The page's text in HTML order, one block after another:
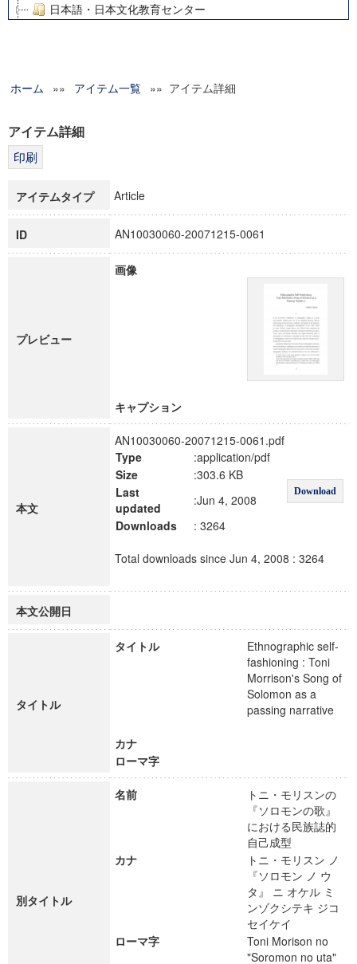
日本語・日本文化教育センター
グローバルリサーチインスティテュート
科学研究費補助金研究成果報告書
博士課程教育リーディングプログラム「超成熟社会発展のサ
ホーム »» アイテム一覧 »» アイテム詳細
アイテム詳細
アイテムタイプ Article
ID AN10030060-20071215-0061
プレビュー
画像
キャプション
本文
AN10030060-20071215-0061.pdf
Type
:application/pdf
Download
Size
:303.6 KB
Last
updated
:Jun 4, 2008
Downloads
: 3264
Total downloads since Jun 4, 2008 : 3264
本文公開日
タイトル
タイトル
Ethnographic self-
fashioning : Toni
Morrison's Song of
Solomon as a
passing narrative
カナ
ローマ字
別タイトル
名前
トニ・モリスンの
『ソロモンの歌』
における民族誌的
自己成型
カナ
トニ・モリスン ノ
『ソロモン ノ ウ
タ』 ニ オケル ミ
ンゾクシテキ ジコ
セイケイ
ローマ字
Toni Morison no
"Soromon no uta"